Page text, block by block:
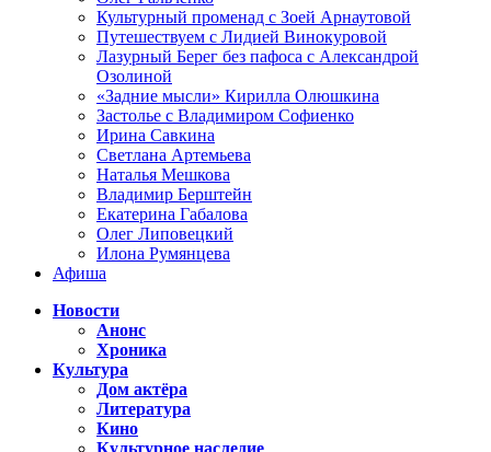
Культурный променад с Зоей Арнаутовой
Путешествуем с Лидией Винокуровой
Лазурный Берег без пафоса с Александрой
Озолиной
«Задние мысли» Кирилла Олюшкина
Застолье с Владимиром Софиенко
Ирина Савкина
Светлана Артемьева
Наталья Мешкова
Владимир Берштейн
Екатерина Габалова
Олег Липовецкий
Илона Румянцева
Афиша
Новости
Анонс
Хроника
Культура
Дом актёра
Литература
Кино